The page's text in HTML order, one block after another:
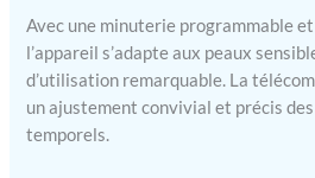
Avec une minuterie programmable
l’appareil s’adapte aux peaux
d’utilisation remarquable. La
un ajustement convivial et précis
temporels.